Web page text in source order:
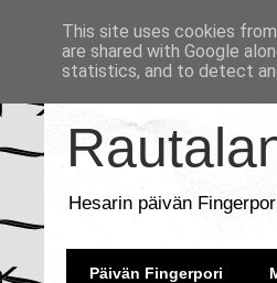
Hesarin päivän
Päivän Fingerpori
This site uses cookies
are shared with Google
statistics, and to detect